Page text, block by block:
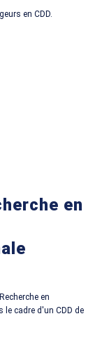
en CDD.
en
en
le cadre d'un CDD de